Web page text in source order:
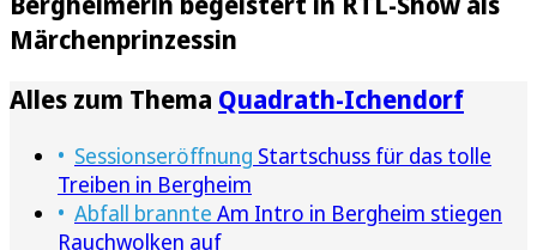
Märchenprinzessin
Alles zum Thema Quadrath-Ichendorf
Sessionseröffnung Startschuss für das tolle
Treiben in Bergheim
Abfall brannte Am Intro in Bergheim stiegen
Rauchwolken auf